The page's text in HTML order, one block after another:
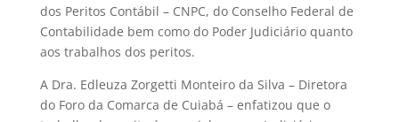
dos Peritos Contábil – CNPC, do Conselho Federal de
Contabilidade bem como do Poder Judiciário quanto
aos trabalhos dos peritos.
A Dra. Edleuza Zorgetti Monteiro da Silva – Diretora
do Foro da Comarca de Cuiabá – enfatizou que o